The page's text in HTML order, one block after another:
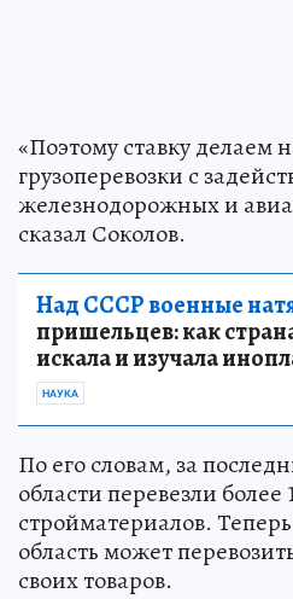
«Поэтому ставку делаем
грузоперевозки с
железнодорожных и
сказал Соколов.
Над СССР военные
пришельцев: как
искала и изучала
НАУКА
По его словам, за
области перевезли более
стройматериалов.
область может
своих товаров.